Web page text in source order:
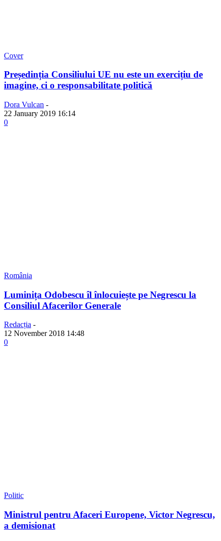
Cover
Președinția Consiliului UE nu este un exercițiu de
imagine, ci o responsabilitate politică
Dora Vulcan -
22 January 2019 16:14
0
România
Luminița Odobescu îl înlocuiește pe Negrescu la
Consiliul Afacerilor Generale
Redacția -
12 November 2018 14:48
0
Politic
Ministrul pentru Afaceri Europene, Victor Negrescu,
a demisionat